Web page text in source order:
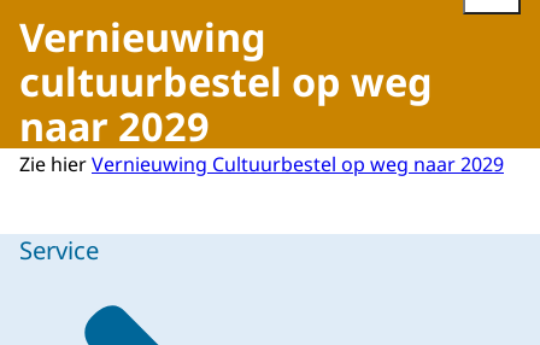
Vernieuwing
cultuurbestel op weg
naar 2029
Zie hierVernieuwing Cultuurbestel op weg naar 2029
Service